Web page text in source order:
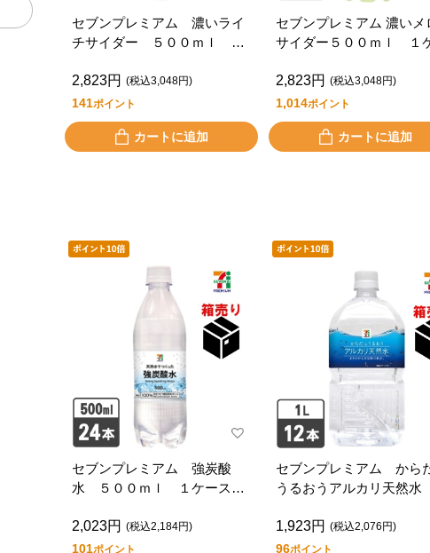
セブンプレミアム 濃いライ
チサイダー ５００ｍｌ １
2,823円 (税込3,048円)
141ポイント
カートに追加
セブンプレミアム 濃いメ
サイダー５００ｍｌ １
2,823円 (税込3,048円)
1,014ポイント
カートに追加
セブンプレミアム 強炭酸
水 ５００ｍｌ １ケース２
2,023円 (税込2,184円)
101ポイント
セブンプレミアム から
うるおうアルカリ天然
1,923円 (税込2,076円)
96ポイント